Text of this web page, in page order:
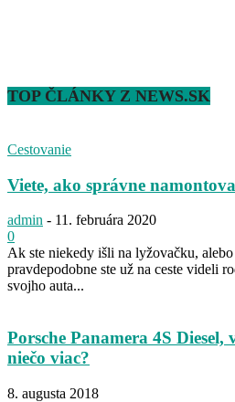
TOP ČLÁNKY Z NEWS.SK
Cestovanie
Viete, ako správne
admin - 11. februára 2020
0
Ak ste niekedy išli na lyžovačku,
pravdepodobne ste už na ceste videli
svojho auta...
Porsche Panamera 4S Diesel,
niečo viac?
8. augusta 2018